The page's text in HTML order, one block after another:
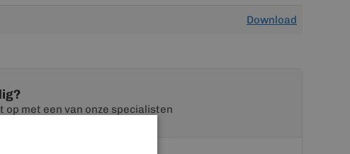
Download
op met een van onze specialisten